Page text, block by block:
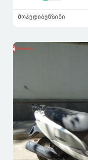
მოპედიბენზინი